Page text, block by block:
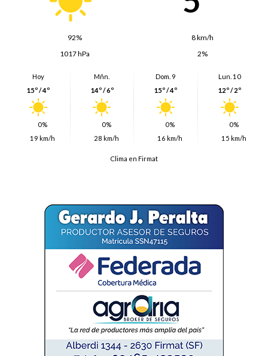
92%
8 km/h
1017 hPa
2%
Hoy
15º / 4º
0%
19 km/h
Mñn.
14º / 6º
0%
28 km/h
Dom. 9
15º / 4º
0%
16 km/h
Lun. 10
12º / 2º
0%
15 km/h
Clima en Firmat